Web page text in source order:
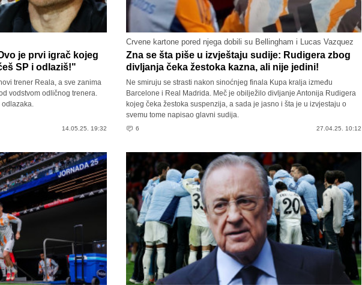
je prvi igrač kojeg
SP i odlaziš!"
trener Reala, a sve zanima
vodstvom odličnog trenera.
odlazaka.
14.05.25. 19:32
Crvene kartone pored njega dobili su Bellingham i Lucas Vazquez
Zna se šta piše u izvještaju sudije: Rudigera zbog
divljanja čeka žestoka kazna, ali nije jedini!
Ne smiruju se strasti nakon sinoćnjeg finala Kupa kralja između
Barcelone i Real Madrida. Meč je obilježilo divljanje Antonija Rudigera
kojeg čeka žestoka suspenzija, a sada je jasno i šta je u izvjestaju o
svemu tome napisao glavni sudija.
6 27.04.25. 10:12